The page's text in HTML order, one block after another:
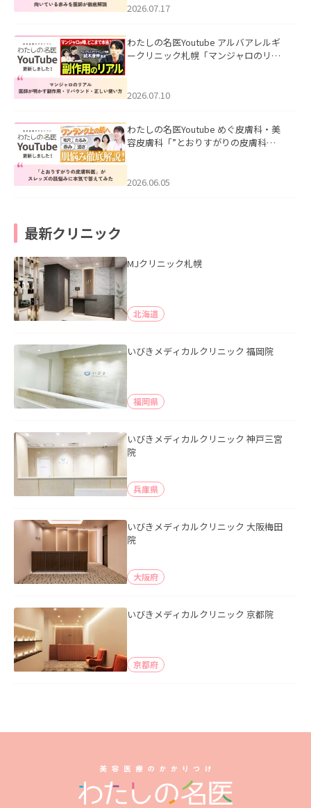
した。
2026.07.17
わたしの名医Youtube アルバアレルギ
ークリニック札幌「マンジャロのリア
た。
2026.07.10
わたしの名医Youtube めぐ皮膚科・美
容皮膚科「”とおりすがりの皮膚科
2026.06.05
最新クリニック
MJクリニック札幌
北海道
いびきメディカルクリニック 福岡院
福岡県
いびきメディカルクリニック 神戸三宮
院
兵庫県
いびきメディカルクリニック 大阪梅田
院
大阪府
いびきメディカルクリニック 京都院
京都府